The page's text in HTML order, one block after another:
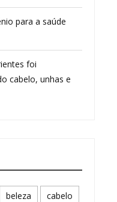
para a saúde
foi
cabelo, unhas e
beleza cabelo